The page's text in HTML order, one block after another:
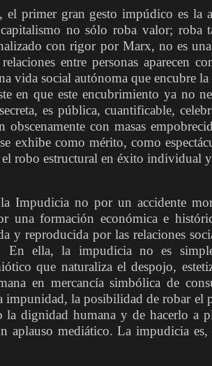
el primer gran gesto impúdico es la
no sólo roba valor; roba
con rigor por Marx, no es
entre personas aparecen
vida social autónoma que encubre
en que este encubrimiento ya no
es pública, cuantificable,
con masas
exhibe como mérito, como
robo estructural en éxito individual
Impudicia no por un accidente
una formación económica e
y reproducida por las relaciones
En ella, la impudicia no es
que naturaliza el despojo,
en mercancía simbólica de
impunidad, la posibilidad de robar el
la dignidad humana y de hacerlo a
aplauso mediático. La impudicia es,